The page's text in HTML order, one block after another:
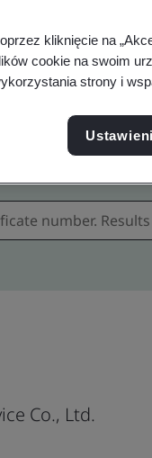
profile
Co., Ltd.
kliknięcie na
cookie na swoim
strony i